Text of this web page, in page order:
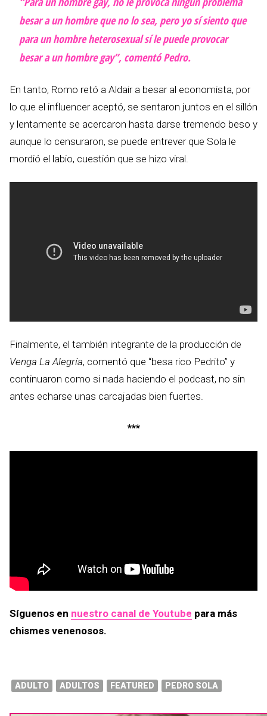
besar a un hombre que no lo sea, pero yo sí siento que
para un hombre heterosexual sí le puede provocar
besar a un hombre gay”, comentó Pedro.
En tanto, Romo retó a Aldair a besar al economista, por
lo que el influencer aceptó, se sentaron juntos en el sillón
y lentamente se acercaron hasta darse tremendo beso y
aunque lo censuraron, se puede entrever que Sola le
mordió el labio, cuestión que se hizo viral.
Finalmente, el también integrante de la producción de
Venga La Alegría, comentó que “besa rico Pedrito” y
continuaron como si nada haciendo el podcast, no sin
antes echarse unas carcajadas bien fuertes.
***
Síguenos en nuestro canal de Youtube para más
chismes venenosos.
ADULTO ADULTOS FEATURED PEDRO SOLA